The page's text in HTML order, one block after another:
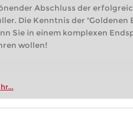
Abschluss der
Die Kenntnis der
Sie in einem komplexen
wollen!